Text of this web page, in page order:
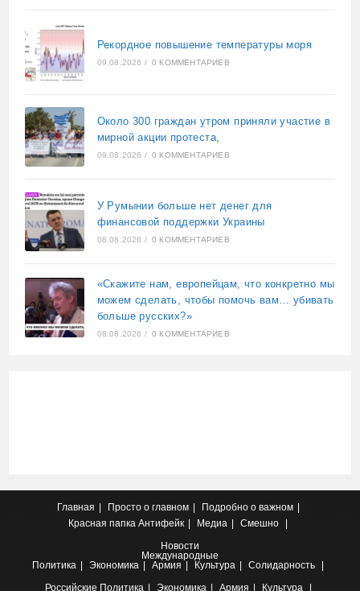
Рекордное повышение температуры моря
09.08.2026 / 0 КОММЕНТАРИЕВ
Около 300 граждан утром приняли участие в
мирной акции протеста,
09.08.2026 / 0 КОММЕНТАРИЕВ
У Румынии больше нет денег для
финансовой поддержки Украины
08.08.2026 / 0 КОММЕНТАРИЕВ
«Скажите нам, европейцам, что конкретно мы
можем сделать, чтобы помочь вам… убивать
больше русских?»
08.08.2026 / 0 КОММЕНТАРИЕВ
Главная Просто о главном
Подробно о важном
Красная папка Антифейк Медиа
Смешно
Новости
Международные
Политика
Экономика Армия Культура
Солидарность
Российские Политика Экономика Армия Культура